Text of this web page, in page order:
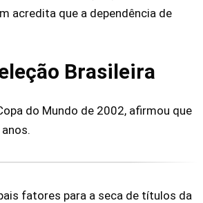
acredita que a dependência de
Brasileira
do Mundo de 2002, afirmou que
fatores para a seca de títulos da